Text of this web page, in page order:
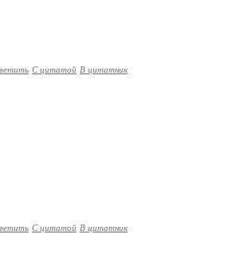
С цитатой В цитатник
С цитатой В цитатник